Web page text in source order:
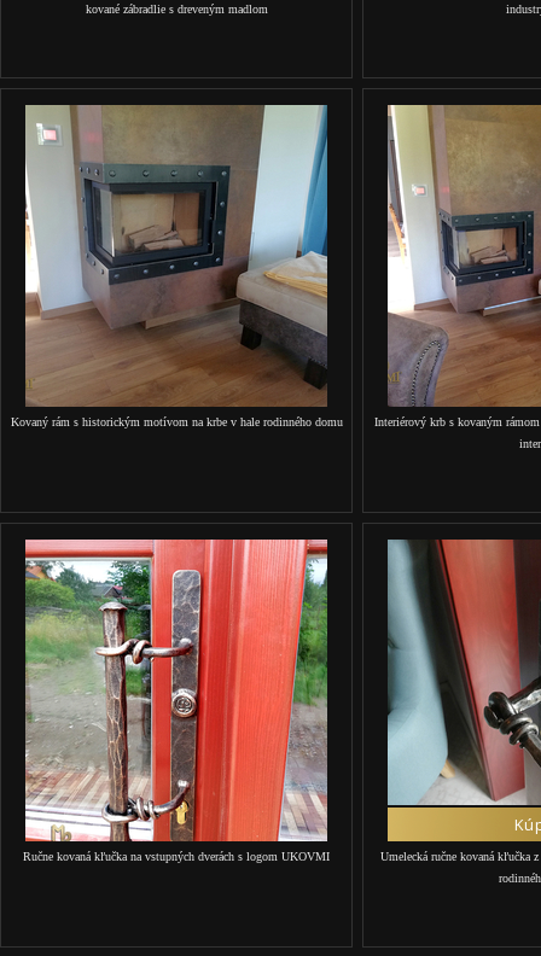
kované zábradlie s dreveným madlom
Kovaný rám s historickým motívom na krbe v hale rodinného domu
Interiérový krb s kovaným
Ručne kovaná kľučka na vstupných dverách s logom UKOVMI
Umelecká ručne kovaná kľučka